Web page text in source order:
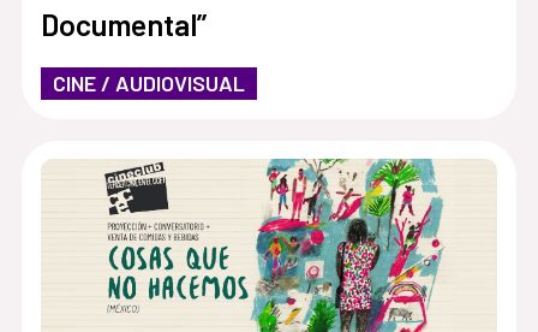
Documental”
CINE / AUDIOVISUAL